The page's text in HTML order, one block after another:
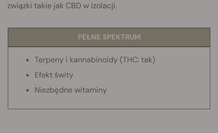
związki takie jak CBD w izolacji.
PEŁNE SPEKTRUM
Terpeny i kannabinoidy (THC: tak)
Efekt świty
Niezbędne witaminy